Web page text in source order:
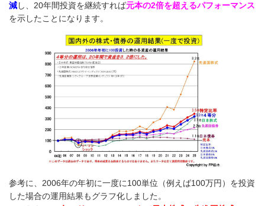
減し、20年間投資を継続すれば元本の2倍を超えるパフォーマンス
を示したことになります。
参考に、2006年の年初に一度に100単位（例えば100万円）を投資
した場合の運用結果もグラフ化しました。